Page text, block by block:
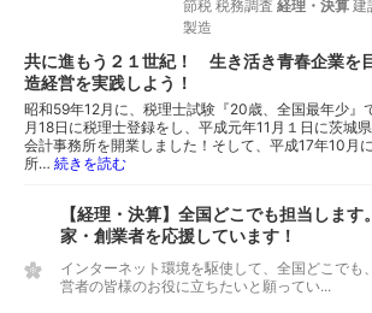
節税 税務調査 経理・決算 建
製造
共に進もう２１世紀！ 生き活き青春企業
造経営を実践しよう！
昭和59年12月に、税理士試験『20歳、全国最年少』
月18日に税理士登録をし、平成元年11月１日に茨城
会計事務所を開業しました！そして、平成17年10月
所… 続きを読む
【経理・決算】全国どこでも担当します
家・創業者を応援しています！
インターネット環境を駆使して、全国どこでも
営者の皆様のお役に立ちたいと願ってい...